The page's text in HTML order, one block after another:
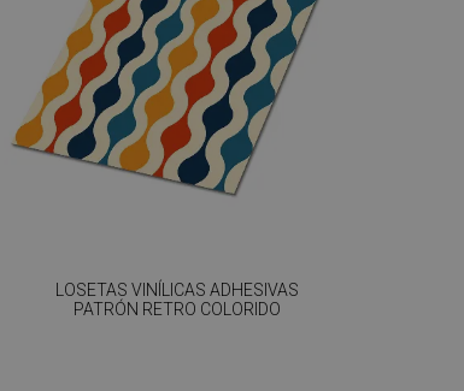
LOSETAS VINÍLICAS ADHESIVAS
PATRÓN RETRO COLORIDO